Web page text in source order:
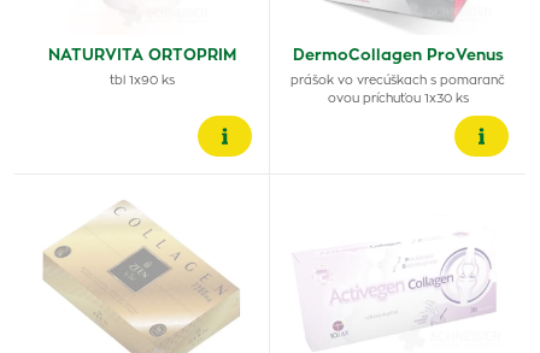
NATURVITA ORTOPRIM
tbl 1x90 ks
DermoCollagen ProVenus
prášok vo vrecúškach s pomaranč
ovou príchuťou 1x30 ks